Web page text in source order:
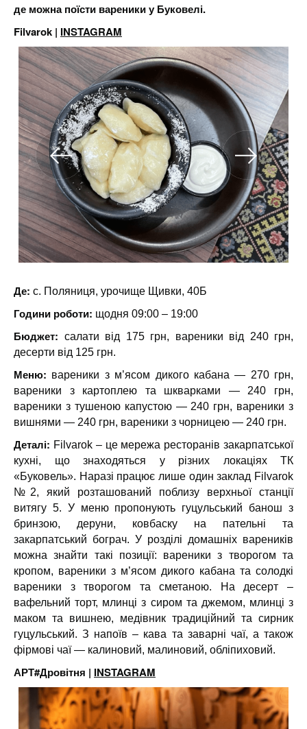
де можна поїсти вареники у Буковелі.
Filvarok | INSTAGRAM
Де: с. Поляниця, урочище Щивки, 40Б
Години роботи: щодня 09:00 – 19:00
Бюджет: салати від 175 грн, вареники від 240 грн,
десерти від 125 грн.
Меню: вареники з м’ясом дикого кабана — 270 грн,
вареники з картоплею та шкварками — 240 грн,
вареники з тушеною капустою — 240 грн, вареники з
вишнями — 240 грн, вареники з чорницею — 240 грн.
Деталі: Filvarok – це мережа ресторанів закарпатської
кухні, що знаходяться у різних локаціях ТК
«Буковель». Наразі працює лише один заклад Filvarok
№2, який розташований поблизу верхньої станції
витягу 5. У меню пропонують гуцульський банош з
бринзою, деруни, ковбаску на пательні та
закарпатський бограч. У розділі домашніх вареників
можна знайти такі позиції: вареники з творогом та
кропом, вареники з м’ясом дикого кабана та солодкі
вареники з творогом та сметаною. На десерт –
вафельний торт, млинці з сиром та джемом, млинці з
маком та вишнею, медівник традиційний та сирник
гуцульський. З напоїв – кава та заварні чаї, а також
фірмові чаї — калиновий, малиновий, обліпиховий.
АРТ#Дровітня | INSTAGRAM